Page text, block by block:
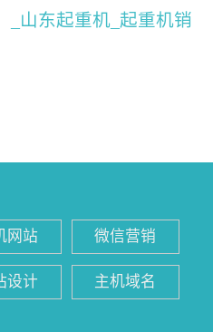
_山东起重机_起重机销
网站 微信营销
设计 主机域名